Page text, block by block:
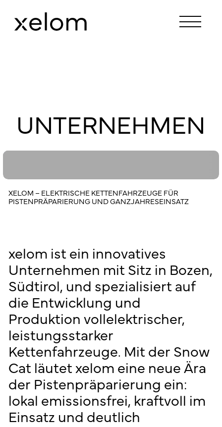
UNTERNEHMEN
XELOM – ELEKTRISCHE KETTENFAHRZEUGE FÜR
PISTENPRÄPARIERUNG UND GANZJAHRESEINSATZ
xelom ist ein innovatives
Unternehmen mit Sitz in Bozen,
Südtirol, und spezialisiert auf
die Entwicklung und
Produktion vollelektrischer,
leistungsstarker
Kettenfahrzeuge. Mit der Snow
Cat läutetxelom eine neue Ära
der Pistenpräparierung ein:
lokal emissionsfrei, kraftvoll im
Einsatz und deutlich